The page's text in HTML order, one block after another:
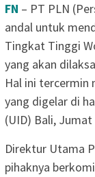
FN – PT PLN
andal untuk
Tingkat Tinggi
yang akan
Hal ini tercermin
yang digelar di
(UID) Bali, Jumat
Direktur Utama
pihaknya